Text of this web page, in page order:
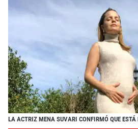
LA ACTRIZ MENA SUVARI CONFIRMÓ QUE